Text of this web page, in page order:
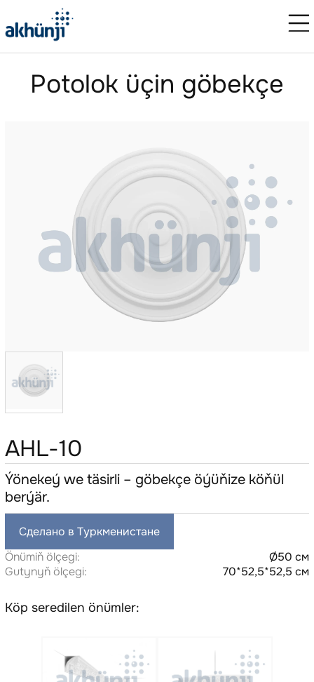
Potolok üçin göbekçe
AHL-10
Ýönekeý we täsirli – göbekçe öýüňize köňül
berýär.
Сделано в Туркменистане
Önümiň ölçegi:
Ø50 см
Gutynyň ölçegi:
70*52,5*52,5 см
Köp seredilen önümler: